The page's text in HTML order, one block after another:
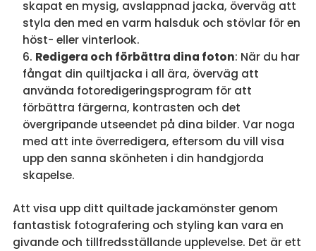
skapat en mysig, avslappnad jacka, överväg att
styla den med en varm halsduk och stövlar för en
höst- eller vinterlook.
Redigera och förbättra dina foton: När du har
fångat din quiltjacka i all ära, överväg att
använda fotoredigeringsprogram för att
förbättra färgerna, kontrasten och det
övergripande utseendet på dina bilder. Var noga
med att inte överredigera, eftersom du vill visa
upp den sanna skönheten i din handgjorda
skapelse.
Att visa upp ditt quiltade jackamönster genom
fantastisk fotografering och styling kan vara en
givande och tillfredsställande upplevelse. Det är ett